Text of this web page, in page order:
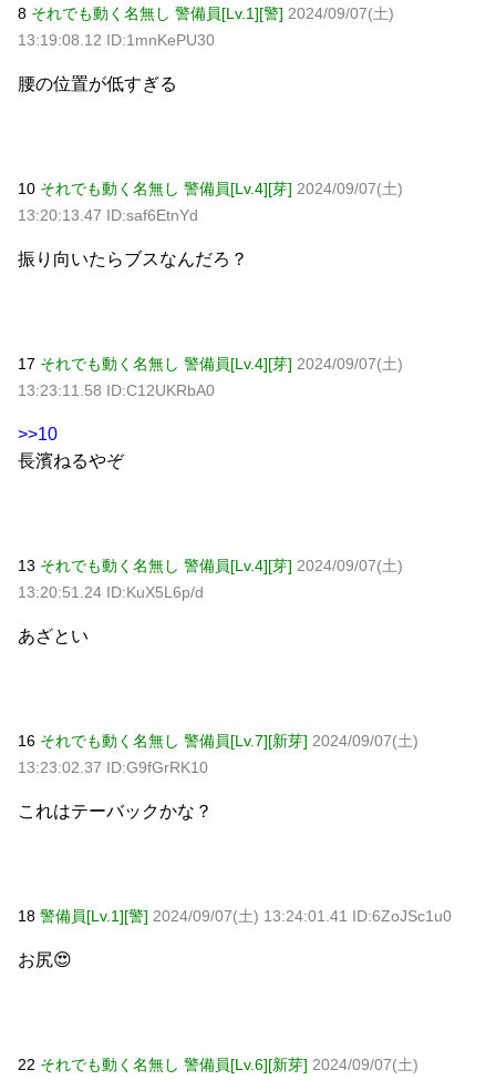
8 それでも動く名無し 警備員[Lv.1][警] 2024/09/07(土)
13:19:08.12 ID:1mnKePU30
腰の位置が低すぎる
10 それでも動く名無し 警備員[Lv.4][芽] 2024/09/07(土)
13:20:13.47 ID:saf6EtnYd
振り向いたらブスなんだろ？
17 それでも動く名無し 警備員[Lv.4][芽] 2024/09/07(土)
13:23:11.58 ID:C12UKRbA0
>>10
長濱ねるやぞ
13 それでも動く名無し 警備員[Lv.4][芽] 2024/09/07(土)
13:20:51.24 ID:KuX5L6p/d
あざとい
16 それでも動く名無し 警備員[Lv.7][新芽] 2024/09/07(土)
13:23:02.37 ID:G9fGrRK10
これはテーバックかな？
18 警備員[Lv.1][警] 2024/09/07(土) 13:24:01.41 ID:6ZoJSc1u0
お尻😍
22 それでも動く名無し 警備員[Lv.6][新芽] 2024/09/07(土)